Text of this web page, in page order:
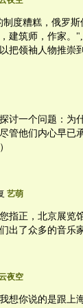
制度糟糕，俄罗
建筑师，作家。
把领袖人物推崇
讨一个问题：为
管他们内心早已
艺萌
指正，北京展览
出了众多的音乐
夜空
想你说的是跟上